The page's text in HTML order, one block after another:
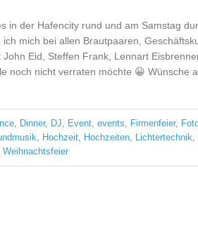
in der Hafencity rund und am Samstag
mich bei allen Brautpaaren,
Eid, Steffen Frank, Lennart
noch nicht verraten möchte 😀 Wünsche
, Dinner, DJ, Event, events, Firmenfeier,
, Hochzeit, Hochzeiten, Lichtertechnik,
Weihnachtsfeier